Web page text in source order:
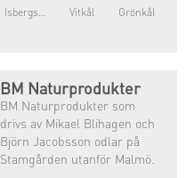
Isbergsallat Vitkål Grönkål
BM Naturprodukter
BM Naturprodukter som
drivs av Mikael Blihagen och
Björn Jacobsson odlar på
Stamgården utanför Malmö.